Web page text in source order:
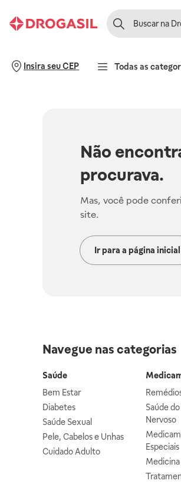
Insira seu CEP Todas as
Não
procurava.
Mas, você pode
site.
Ir para a página inicial
Navegue nas categorias
Saúde
Bem Estar
Diabetes
Saúde Sexual
Pele, Cabelos e Unhas
Cuidado Adulto
Saúde
Nervoso
Especiais
Medicina